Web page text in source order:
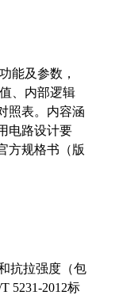
能及参数，
、内部逻辑
照表。内容涵
电路设计要
方规格书（版
抗拉强度（包
5231-2012标